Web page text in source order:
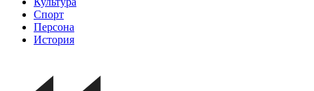
Спорт
Персона
История